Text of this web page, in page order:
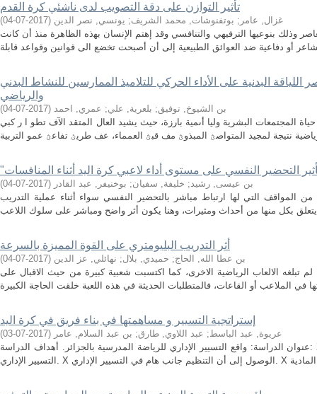
تأثیر التوازن على دقة التصویب لدى ناشئي كرة القدم
غزال, عامر ; بوتفنوشات, محمد الشريف; يونسي, نصر الدين (
2017-07-04
)
وذلك بنوعيها الترفيهي والتنافسي وقد إهتم الإنسان ﺑﻬذه الظاهرة منذ أن كانت
البدنية على الأداء الحركي للتلاميذ الممارسين للنشاط البدني
والرياضي
بن الشيوخ, توفيق; بلعرية, علي; عمري, احمد (
2017-07-04
)
المجتمعات البشرية وليا أىمية بارزة، حيث يشيد العال المتقد الآف تطو ا ر كبي
بن عيسى, رشيد; خليفة, سفيان; بوخنيفر, عبد القادر (
2017-07-04
)
المواقف التي لها ارتباط مباشر بالتحضير النفسي سواء أثناء عملية التدريب
أثر التدريب البليومتري على القوة المميزة بالسرعة
بن عطا الله, الحاج; حميدي, بلال; نهائلي, عز الدين (
2017-07-04
)
الالعاب الرياضية الاخرى، كما اكتسبت شعبية كبيرة من حيث الاقبال على
إستراتجية التسيير و مساهمتها في بناء فريق في كرة اليد
عريوة, عبد الباسط; عبد اللاوي, طارق; بن عبد السلام, عامر (
2017-07-03
)
عنوان الدراسة: واقع التسيير الإداري للرياضة المدرسية بالجزائر. أهداف الدراسة: X معرفة واقع الرياضة المدرسية من خلال